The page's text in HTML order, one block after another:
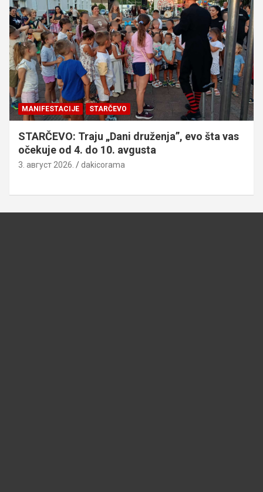
MANIFESTACIJE STARČEVO
STARČEVO: Traju „Dani druženja”, evo šta vas
očekuje od 4. do 10. avgusta
3. август 2026. dakicorama